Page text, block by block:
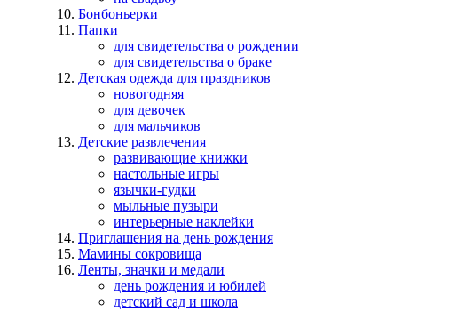
Бонбоньерки
Папки
для свидетельства о рождении
для свидетельства о браке
Детская одежда для праздников
новогодняя
для девочек
для мальчиков
Детские развлечения
развивающие книжки
настольные игры
язычки-гудки
мыльные пузыри
интерьерные наклейки
Приглашения на день рождения
Мамины сокровища
Ленты, значки и медали
день рождения и юбилей
детский сад и школа